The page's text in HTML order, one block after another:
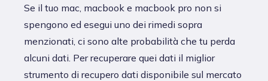
Se il tuo mac, macbook e macbook pro non si
spengono ed esegui uno dei rimedi sopra
menzionati, ci sono alte probabilità che tu perda
alcuni dati. Per recuperare quei dati il miglior
strumento di recupero dati disponibile sul mercato